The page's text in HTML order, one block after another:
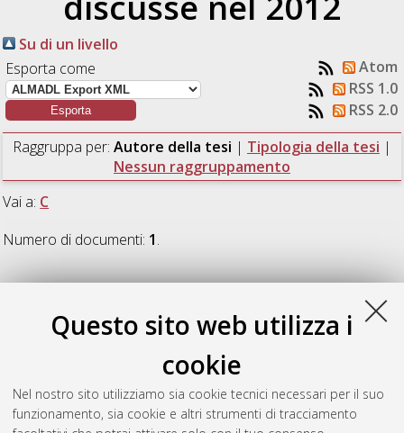
Questo sito web utilizza i
cookie
Nel nostro sito utilizziamo sia cookie tecnici necessari per il suo
funzionamento, sia cookie e altri strumenti di tracciamento
Su di un livello
Esporta come
Atom
RSS 1.0
RSS 2.0
Raggruppa per: Autore della tesi | Tipologia della tesi |
Nessun raggruppamento
Vai a: C
Numero di documenti: 1.
C
Chiozzini, Stefano
monitoraggio dello stato di deformazione di un albero da
in fibra ottica.[Laurea magistrale], Università di Bologna,
Corso di Studio inIngegneria meccanica [LM-DM270] - Forli'